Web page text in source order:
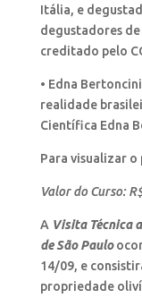
Itália, e
degustadores
creditado pelo
• Edna
realidade
Científica Edna
Para visualizar o
Valor do Curso:
AVisita Técnica
de São Paulo
14/09, e
propriedade